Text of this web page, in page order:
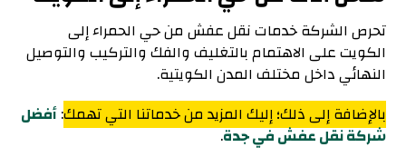
تحرص الشركة خدمات نقل عفش من حي الحمراء إلى
الكويت على الاهتمام بالتغليف والفك والتركيب والتوصيل
النهائي داخل مختلف المدن الكويتية.
بالإضافة إلى ذلك؛ إليك المزيد من خدماتنا التي تهمك:أفضل
شركة نقل عفش في جدة.